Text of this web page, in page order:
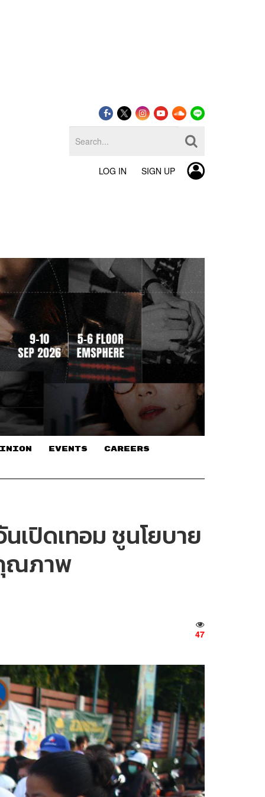
LOG IN SIGN UP
EVENTS CAREERS
ปิดเทอม ชูนโยบาย
คุณภาพ
47